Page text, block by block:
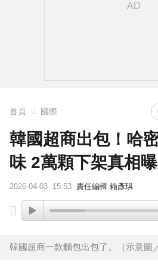
首頁 國際
韓國超商出包！哈
味 2萬顆下架真相
2026-04-03 15:53 責任編輯 賴彥琪
韓國超商一款麵包出包了。（示意圖